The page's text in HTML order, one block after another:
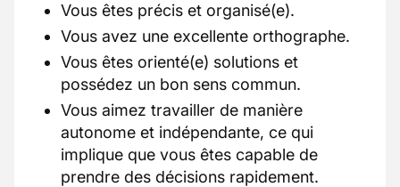
Vous êtes précis et organisé(e).
Vous avez une excellente orthographe.
Vous êtes orienté(e) solutions et
possédez un bon sens commun.
Vous aimez travailler de manière
autonome et indépendante, ce qui
implique que vous êtes capable de
prendre des décisions rapidement.